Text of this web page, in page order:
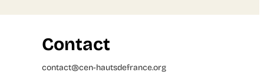
Contact
contact@cen-hautsdefrance.org